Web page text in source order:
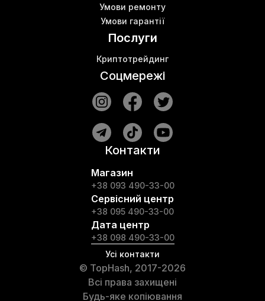
Умови ремонту
Умови гарантії
Послуги
Криптотрейдинг
Соцмережі
Контакти
Магазин
+38 093 490-33-00
Сервісний центр
+38 095 490-33-00
Дата центр
+38 098 490-33-00
Усі контакти
© TopHash, 2017-2026
Всі права захищені
Будь-яке копіювання